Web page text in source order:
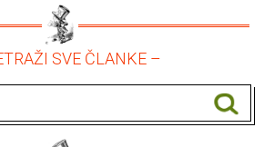
SVE ČLANKE –